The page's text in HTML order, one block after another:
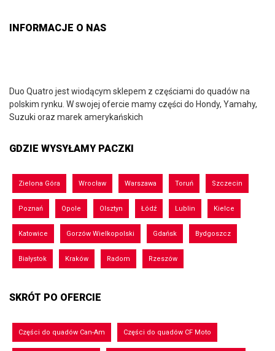
INFORMACJE O NAS
Duo Quatro jest wiodącym sklepem z częściami do quadów na
polskim rynku. W swojej ofercie mamy części do Hondy, Yamahy,
Suzuki oraz marek amerykańskich
GDZIE WYSYŁAMY PACZKI
Zielona Góra Wrocław Warszawa Toruń Szczecin
Poznań Opole Olsztyn Łódź Lublin Kielce
Katowice Gorzów Wielkopolski Gdańsk Bydgoszcz
Białystok Kraków Radom Rzeszów
SKRÓT PO OFERCIE
Części do quadów Can-Am Części do quadów CF Moto